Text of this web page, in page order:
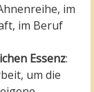
im
im Beruf
Essenz:
um die